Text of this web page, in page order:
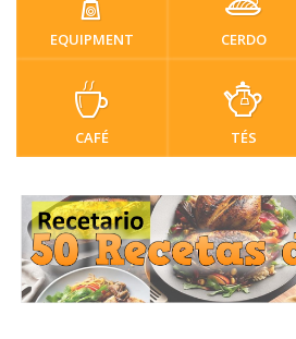
EQUIPMENT CERDO
CAFÉ TÉS